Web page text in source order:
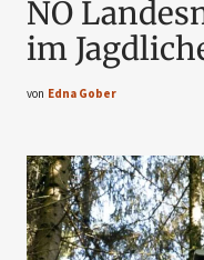
NÖ
im
von Edna Gober